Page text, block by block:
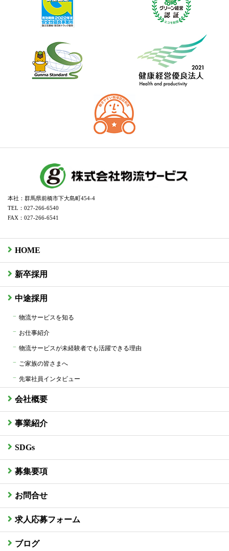
本社：群馬県前橋市下大島町454-4
TEL：027-266-6540
FAX：027-266-6541
HOME
新卒採用
中途採用
物流サービスを知る
お仕事紹介
物流サービスが未経験者でも活躍できる理由
ご家族の皆さまへ
先輩社員インタビュー
会社概要
事業紹介
SDGs
募集要項
お問合せ
求人応募フォーム
ブログ